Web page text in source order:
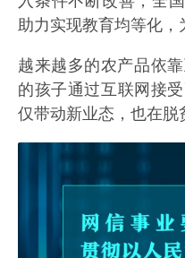
助力实现教育均等化，
越来越多的农产品依
的孩子通过互联网接
仅带动新业态，也在脱